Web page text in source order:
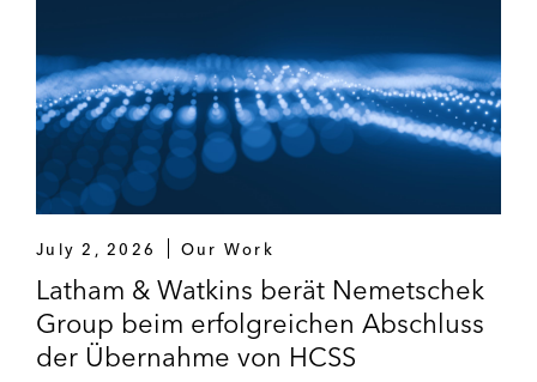
July 2, 2026 Our Work
Latham & Watkins berät Nemetschek
Group beim erfolgreichen Abschluss
der Übernahme von HCSS